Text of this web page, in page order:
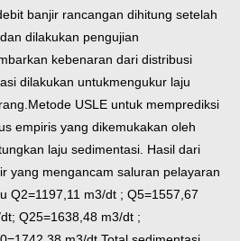
banjir rancangan dihitung setelah
dilakukan pengujian
kebenaran dari distribusi
dilakukan untukmengukur laju
USLE untuk memprediksi
empiris yang dikemukakan oleh
laju sedimentasi. Hasil dari
yang mengancam saluran pelayaran
Q2=1197,11 m3/dt ; Q5=1557,67
Q25=1638,48 m3/dt ;